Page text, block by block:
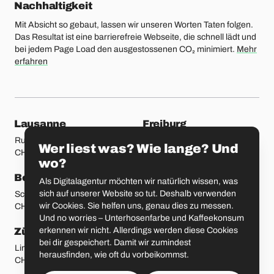
Nachhaltigkeit
Mit Absicht so gebaut, lassen wir unseren Worten Taten folgen.
Das Resultat ist eine barrierefreie Webseite, die schnell lädt und
bei jedem Page Load den ausgestossenen CO₂ minimiert. Mehr
erfahren
unsere Standorte
Lausanne
Rue Etraz 4
CH-1003 Lausanne
Freiburg
CH-1700 Freiburg
Bern
Schmiedenplatz 5
CH-3011 Bern
Basel
Sattelgasse 4
CH-4051 Basel
Zürich
Limmatstrasse 183
CH-8005 Zürich
St. Gallen
Vadianstrasse 25A
CH-9000 St. Gallen
Wer liest was? Wie lange? Und
wo?
Als Digitalagentur möchten wir natürlich wissen, was
sich auf unserer Website so tut. Deshalb verwenden
wir Cookies. Sie helfen uns, genau dies zu messen.
Und no worries – Unterhosenfarbe und Kaffeekonsum
erkennen wir nicht. Allerdings werden diese Cookies
bei dir gespeichert. Damit wir zumindest
herausfinden, wie oft du vorbeikommst.